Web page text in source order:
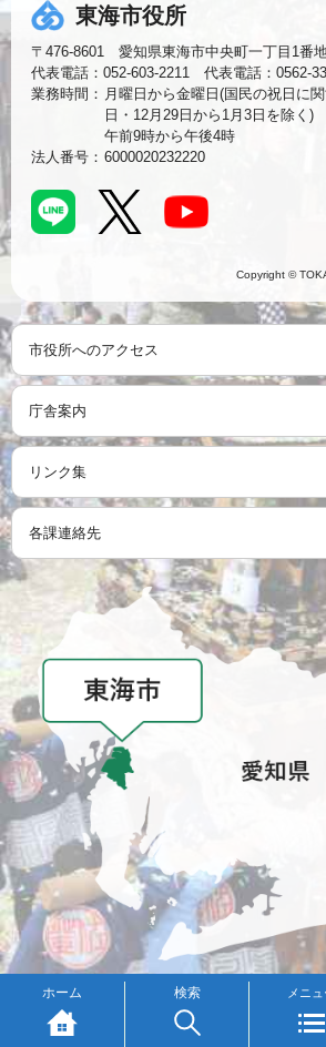
ホーム 検索 メニュ
東海市役所
〒476-8601 愛知県東海市中央町一丁目1番
代表電話：052-603-2211 代表電話：0562-
業務時間： 月曜日から金曜日(国民の祝日に
日・12月29日から1月3日を除く)
午前9時から午後4時
法人番号： 6000020232220
Copyright ©
市役所へのアクセス
庁舎案内
リンク集
各課連絡先